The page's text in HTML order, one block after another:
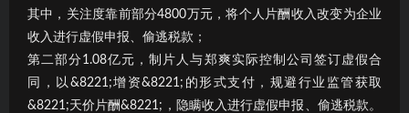
其中，关注度靠前部分4800万元，将个人片酬收入改变为企业
收入进行虚假申报、偷逃税款；
第二部分1.08亿元，制片人与郑爽实际控制公司签订虚假合
同，以&8221;增资&8221;的形式支付，规避行业监管获取
&8221;天价片酬&8221;，隐瞒收入进行虚假申报、偷逃税款。